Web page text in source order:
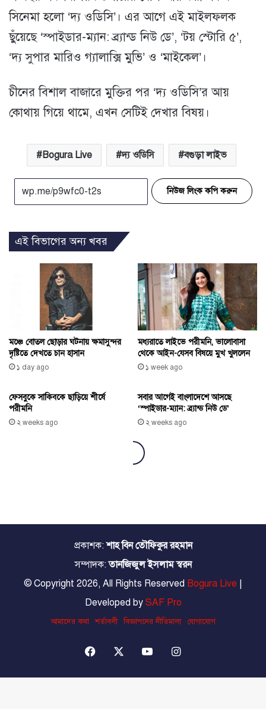
প্রকাশক:শাহ বিন তৌফিকুর রহমান
সম্পাদক:তানজিজুল ইসলাম স্বরন
© Copyright 2026, All Rights Reserved Bogura Live
Developed by SAF Pro
আমাদের কথা শর্তাবলী বিজ্ঞাপনের নীতিমালা যোগাযোগ
Facebook YouTubeInstagram